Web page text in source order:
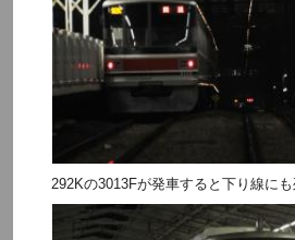
292Kの3013Fが発車すると下り線に